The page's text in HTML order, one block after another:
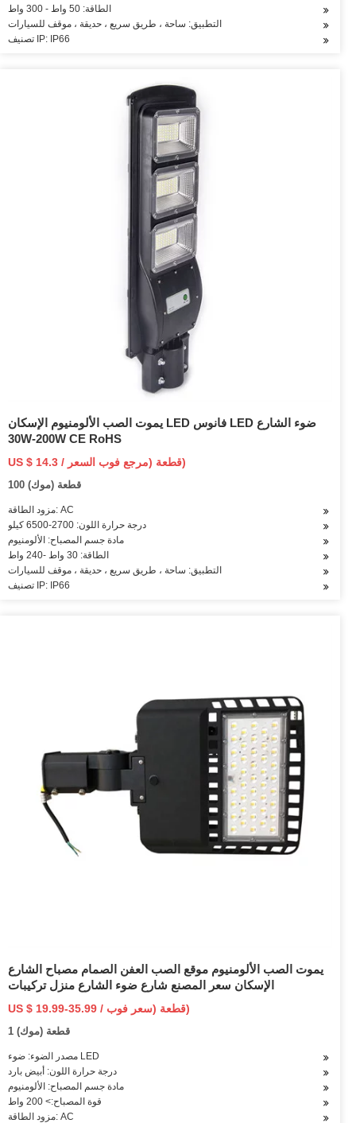
الطاقة: 50 واط - 300 واط
التطبيق: ساحة ، طريق سريع ، حديقة ، موقف للسيارات
تصنيف IP: IP66
يموت الصب الألومنيوم الإسكان LED فانوس LED ضوء الشارع
30W-200W CE RoHS
US $ 14.3 / قطعة (مرجع فوب السعر)
100 قطعة (موك)
مزود الطاقة: AC
درجة حرارة اللون: 2700-6500 كيلو
مادة جسم المصباح: الألومنيوم
الطاقة: 30 واط -240 واط
التطبيق: ساحة ، طريق سريع ، حديقة ، موقف للسيارات
تصنيف IP: IP66
يموت الصب الألومنيوم موقع الصب العفن الصمام مصباح الشارع
الإسكان سعر المصنع شارع ضوء الشارع منزل تركيبات
US $ 19.99-35.99 / قطعة (سعر فوب)
1 قطعة (موك)
مصدر الضوء: ضوء LED
درجة حرارة اللون: أبيض بارد
مادة جسم المصباح: الألومنيوم
قوة المصباح:> 200 واط
مزود الطاقة: AC